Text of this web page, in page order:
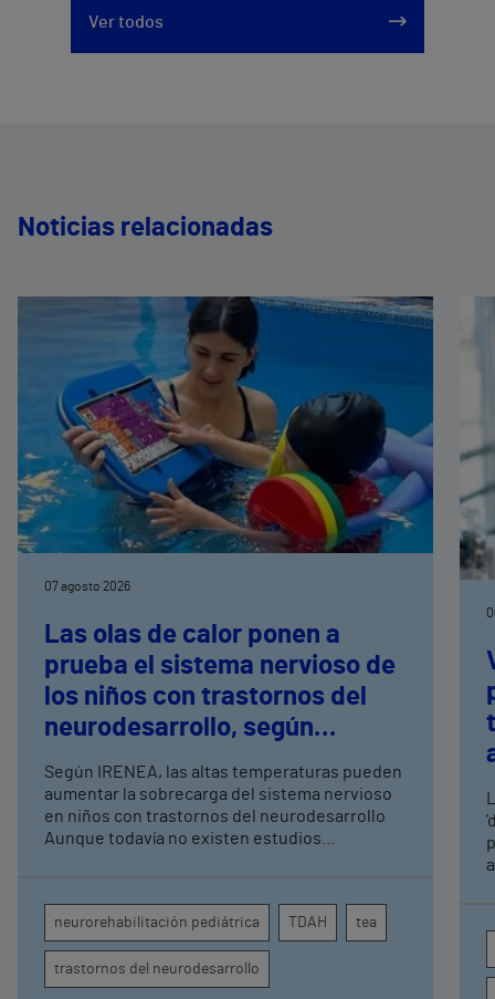
Ver todos
Noticias relacionadas
07 agosto 2026
Las olas de calor ponen a
prueba el sistema nervioso de
los niños con trastornos del
neurodesarrollo, según
neurorrehabilitación
pediátrica de Vithas
Según IRENEA, las altas temperaturas pueden
aumentar la sobrecarga del sistema nervioso
en niños con trastornos del neurodesarrollo
Aunque todavía no existen estudios
atención, la regulación emocional y la
conducta
neurorehabilitación pediátrica TDAH tea
trastornos del neurodesarrollo